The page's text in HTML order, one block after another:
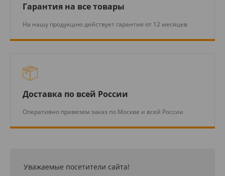
Гарантия на все товары
На нашу продукцию действует гарантия от 12 месяцев
Доставка по всей России
Оперативно привезем заказ по Москве и всей России
Уважаемые посетители сайта!